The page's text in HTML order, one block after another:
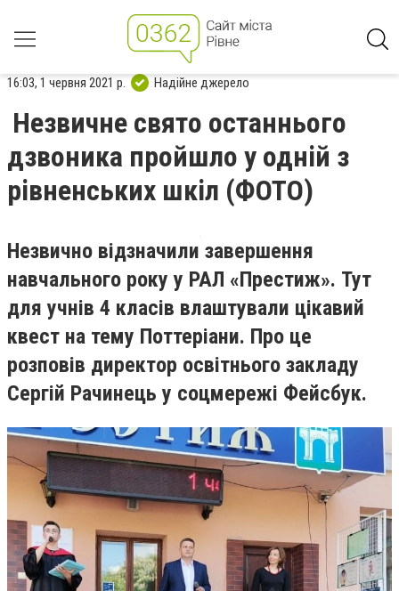
16:03, 1 червня 2021 р. Надійне джерело
Незвичне свято останнього
дзвоника пройшло у одній з
рівненських шкіл (ФОТО)
Незвично відзначили завершення
навчального року у РАЛ «Престиж». Тут
для учнів 4 класів влаштували цікавий
квест на тему Поттеріани. Про це
розповів директор освітнього закладу
Сергій Рачинець у соцмережі Фейсбук.